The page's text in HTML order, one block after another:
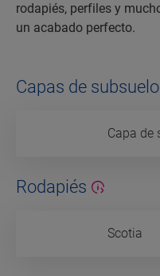
rodapiés, perfiles y
un acabado perfecto.
Capas de subsuelo
Capa de
Rodapiés
Scotia